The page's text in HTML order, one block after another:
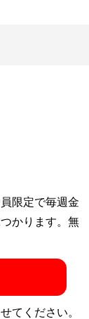
限定で毎週金
かります。無
てください。